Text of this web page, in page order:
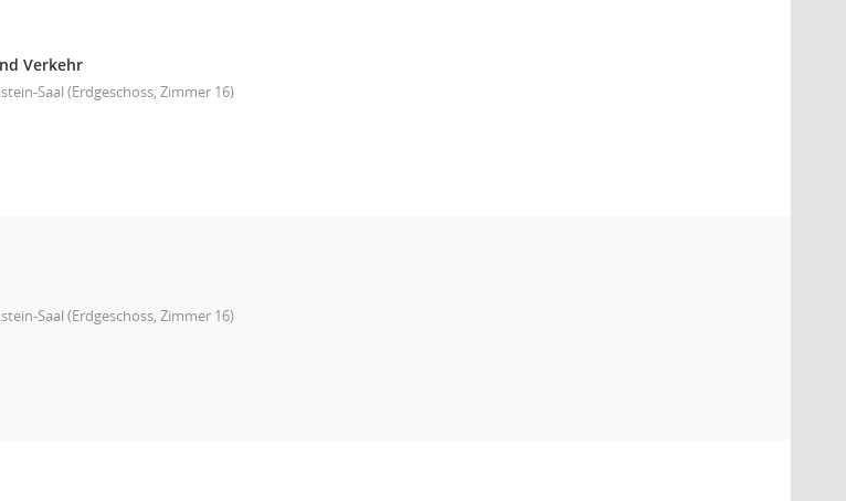
Verkehr
Saal (Erdgeschoss, Zimmer 16)
Saal (Erdgeschoss, Zimmer 16)